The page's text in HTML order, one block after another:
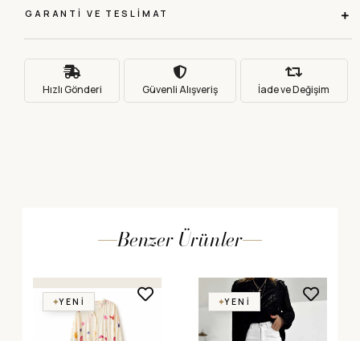
GARANTI VE TESLIMAT
Hızlı Gönderi Güvenli Alışveriş İade ve Değişim
Benzer Ürünler
YENI YENI